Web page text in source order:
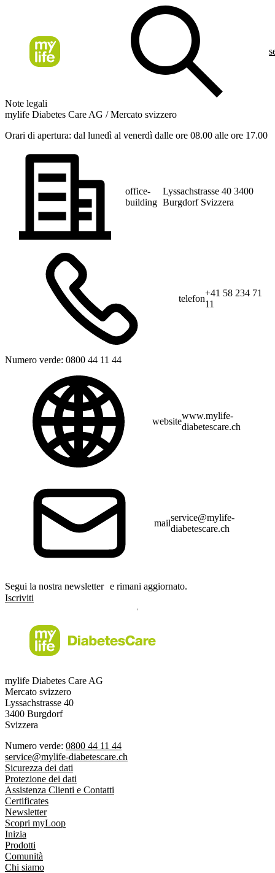
Note legali
mylife Diabetes Care AG / Mercato svizzero
Orari di apertura: dal lunedì al venerdì dalle ore 08.00 alle ore 17.00
office-
building
Lyssachstrasse 40 3400
Burgdorf Svizzera
telefon
+41 58 234 71
11
Numero verde: 0800 44 11 44
website
www.mylife-
diabetescare.ch
mail
service@mylife-
diabetescare.ch
Segui la nostra newsletter e rimani aggiornato.
Iscriviti
mylife Diabetes Care AG
Mercato svizzero
Lyssachstrasse 40
3400 Burgdorf
Svizzera
Numero verde: 0800 44 11 44
service@mylife-diabetescare.ch
Sicurezza dei dati
Protezione dei dati
Assistenza Clienti e Contatti
Certificates
Newsletter
Scopri myLoop
Inizia
Prodotti
Comunità
Chi siamo